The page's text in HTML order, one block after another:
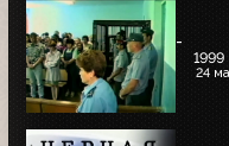
-
1999
24